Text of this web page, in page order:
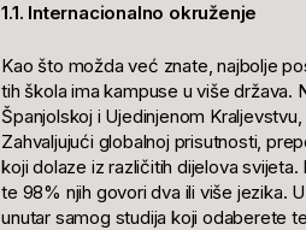
1.1. Internacionalno okruženje
Kao što možda već znate, najbolje
tih škola ima kampuse u više država.
Španjolskoj i Ujedinjenom
Zahvaljujući globalnoj prisutnosti,
koji dolaze iz različitih dijelova
te 98% njih govori dva ili više jezika.
unutar samog studija koji odaberete